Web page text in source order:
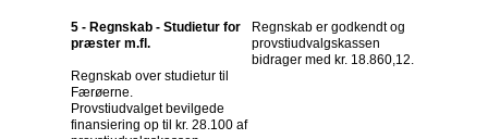
5 - Regnskab - Studietur for
præster m.fl.
Regnskab over studietur til
Færøerne.
Provstiudvalget bevilgede
finansiering op til kr. 28.100 af
Regnskab er godkendt og
provstiudvalgskassen
bidrager med kr. 18.860,12.